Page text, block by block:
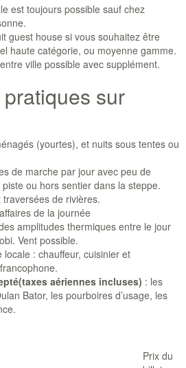
est toujours possible sauf chez
guest house si vous souhaitez être
haute catégorie, ou moyenne gamme.
ville possible avec supplément.
sur
(yourtes), et nuits sous tentes ou
de marche par jour avec peu de
ou hors sentier dans la steppe.
de rivières.
de la journée
amplitudes thermiques entre le jour
Vent possible.
locale : chauffeur, cuisinier et
aériennes incluses) : les
Bator, les pourboires d’usage, les
Prix du